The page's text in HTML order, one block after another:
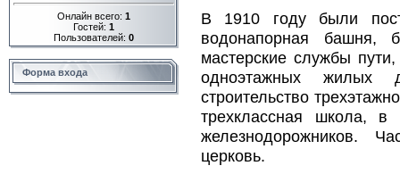
Онлайн всего: 1
Гостей: 1
Пользователей: 0
Форма входа
В 1910 году были
водонапорная башня,
мастерские службы
одноэтажных
строительство
трехклассная школа, в
железнодорожников.
церковь.